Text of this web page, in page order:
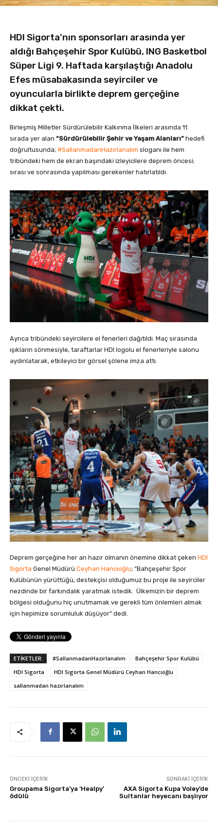
HDI Sigorta’nın sponsorları arasında yer
aldığı Bahçeşehir Spor Kulübü, ING Basketbol
Süper Ligi 9. Haftada karşılaştığı Anadolu
Efes müsabakasında seyirciler ve
oyuncularla birlikte deprem gerçeğine
dikkat çekti.
Birleşmiş Milletler Sürdürülebilir Kalkınma İlkeleri arasında 11.
sırada yer alan “Sürdürülebilir Şehir ve Yaşam Alanları” hedefi
doğrultusunda; #SallanmadanHazırlanalım sloganı ile hem
tribündeki hem de ekran başındaki izleyicilere deprem öncesi;
sırası ve sonrasında yapılması gerekenler hatırlatıldı.
Ayrıca tribündeki seyircilere el fenerleri dağıtıldı. Maç sırasında
ışıkların sönmesiyle, taraftarlar HDI logolu el fenerleriyle salonu
aydınlatarak, etkileyici bir görsel şölene imza attı.
Deprem gerçeğine her an hazır olmanın önemine dikkat çeken HDI
Sigorta Genel Müdürü Ceyhan Hancıoğlu; “Bahçeşehir Spor
Kulübünün yürüttüğü, destekçisi olduğumuz bu proje ile seyirciler
nezdinde bir farkındalık yaratmak istedik. Ülkemizin bir deprem
bölgesi olduğunu hiç unutmamak ve gerekli tüm önlemleri almak
için hepimize sorumluluk düşüyor” dedi.
ETİKETLER: #SallanmadanHazırlanalım
Bahçeşehir Spor Kulübü
HDI Sigorta
HDI Sigorta Genel Müdürü Ceyhan Hancıoğlu
sallanmadan hazırlanalım
ÖNCEKI İÇERIK
Groupama Sigorta’ya ‘Healpy’
ödülü
SONRAKI İÇERIK
AXA Sigorta Kupa Voley’de
Sultanlar heyecanı başlıyor